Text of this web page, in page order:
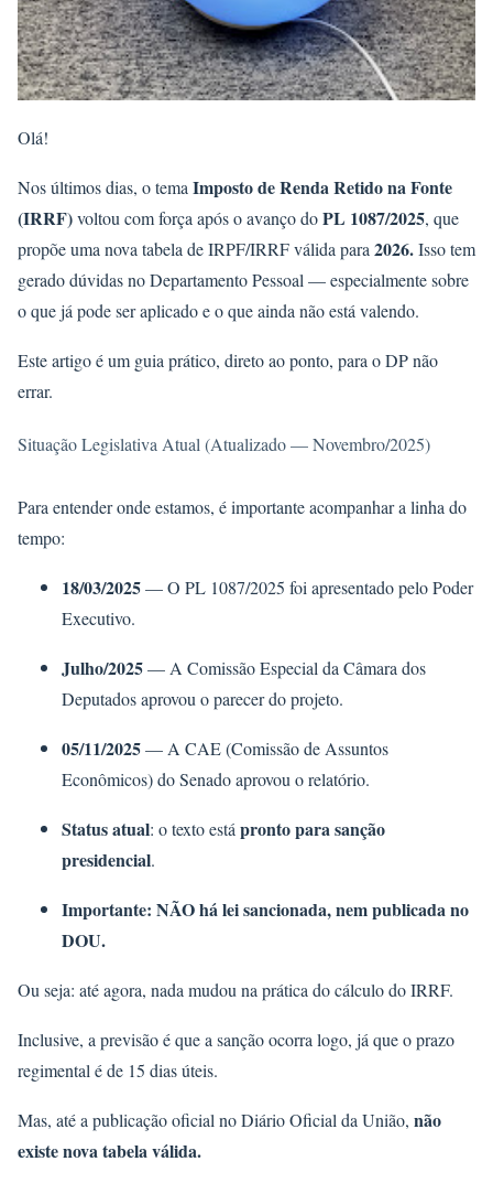
Olá!
Nos últimos dias, o tema Imposto de Renda Retido na Fonte
(IRRF)voltou com força após o avanço doPL 1087/2025, que
propõe uma nova tabela de IRPF/IRRF válida para 2026.Isso tem
gerado dúvidas no Departamento Pessoal — especialmente sobre
o que já pode ser aplicado e o que ainda não está valendo.
Este artigo é um guia prático, direto ao ponto, para o DP não
errar.
Situação Legislativa Atual (Atualizado — Novembro/2025)
Para entender onde estamos, é importante acompanhar a linha do
tempo:
18/03/2025— O PL 1087/2025 foi apresentado pelo Poder
Executivo.
Julho/2025— A Comissão Especial da Câmara dos
Deputados aprovou o parecer do projeto.
05/11/2025— A CAE (Comissão de Assuntos
Econômicos) do Senado aprovou o relatório.
Status atual: o texto está pronto para sanção
presidencial.
Importante: NÃO há lei sancionada, nem publicada no
DOU.
Ou seja: até agora, nada mudou na prática do cálculo do IRRF.
Inclusive, a previsão é que a sanção ocorra logo, já que o prazo
regimental é de 15 dias úteis.
Mas, até a publicação oficial no Diário Oficial da União, não
existe nova tabela válida.